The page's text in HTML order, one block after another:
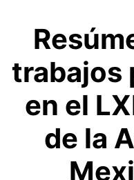
trabajos
en el
de la